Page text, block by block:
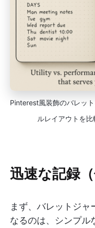
Pinterest風装飾のバレッ
ルレイアウトを比
迅速な記録（
まず、バレットジャ
なるのは、シンプル